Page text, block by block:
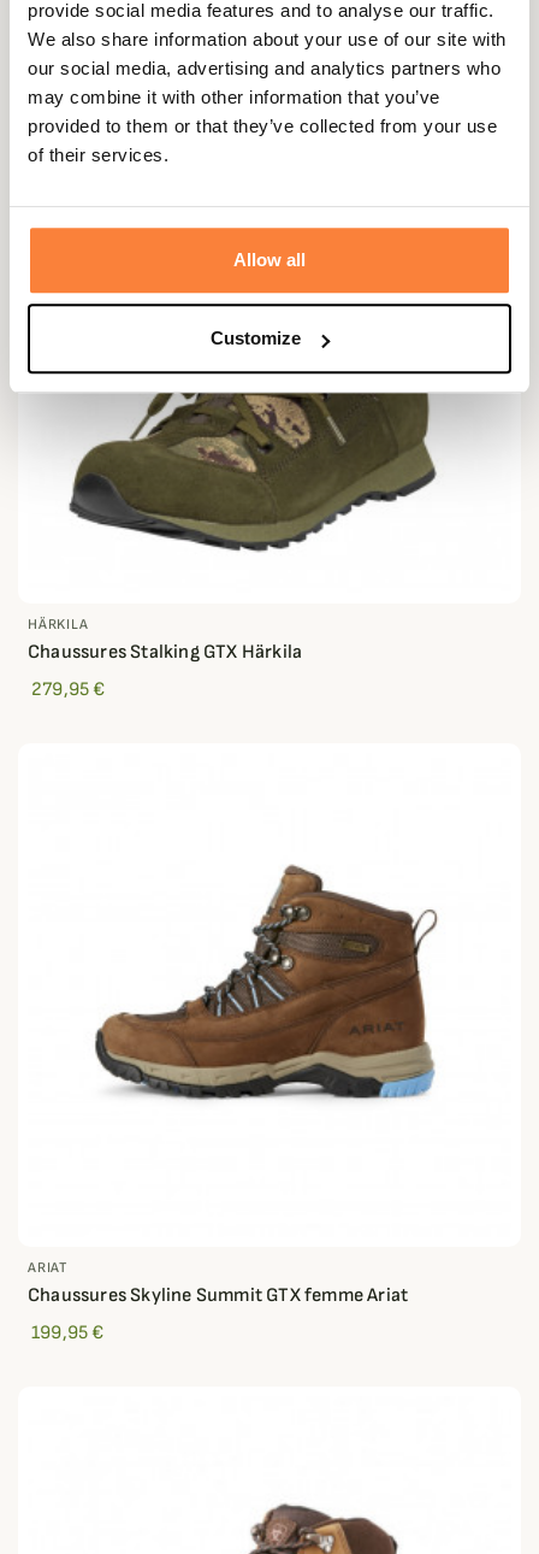
provide social media features and to analyse our traffic.
We also share information about your use of our site with
our social media, advertising and analytics partners who
may combine it with other information that you’ve
provided to them or that they’ve collected from your use
of their services.
Allow all
Customize
Chaussures SWAT Desert Coyote Mixte GTX Crispi
210,00 €
HÄRKILA
Chaussures Stalking GTX Härkila
279,95 €
ARIAT
Chaussures Skyline Summit GTX femme Ariat
199,95 €